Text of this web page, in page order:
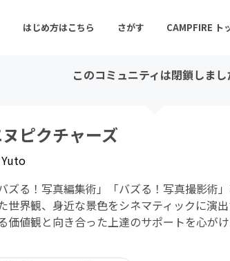
はじめ方はこちら さがす CAMPFIRE ト
のコミュニティ
ゲーム・サービス開発 フ
書籍・雑誌出版 ア
このコミュニティは閉鎖しまし
ピクチャーズ
Yuto
バズる！写真編集術」「バズる！写真撮影
世界観、身近な景色をシネマティックに演
価値観と向き合った上達のサポートを心が